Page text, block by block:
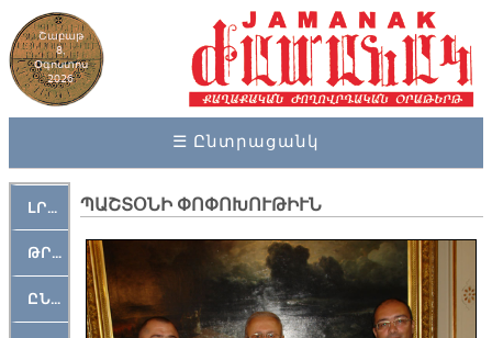
Շաբաթ
8,
Օգոստոս
2026
☰ Ընտրացանկ
ԼՐԱՀՈՍ
ԹՐՔԱՀԱՅ ԿԵԱՆՔ
ԸՆԿԵՐԱՄՇԱԿՈՒԹԱՅԻՆ
ՊԱՇՏՕՆԻ ՓՈՓՈԽՈՒԹԻՒՆ